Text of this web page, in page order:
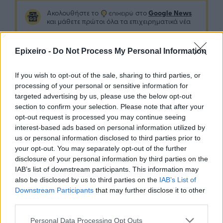
Epixeiro - Do Not Process My Personal Information
If you wish to opt-out of the sale, sharing to third parties, or
processing of your personal or sensitive information for
targeted advertising by us, please use the below opt-out
section to confirm your selection. Please note that after your
opt-out request is processed you may continue seeing
interest-based ads based on personal information utilized by
us or personal information disclosed to third parties prior to
your opt-out. You may separately opt-out of the further
disclosure of your personal information by third parties on the
IAB’s list of downstream participants. This information may
also be disclosed by us to third parties on the IAB’s List of
Downstream Participants that may further disclose it to other
Personal Data Processing Opt Outs
Ακολουθήστε το στο Google News
και μάθετε πρώτοι όλα τα επιχειρηματικά νέα
Σχολιάστε
... σχόλια| Κάνε click για να σχολιάσεις